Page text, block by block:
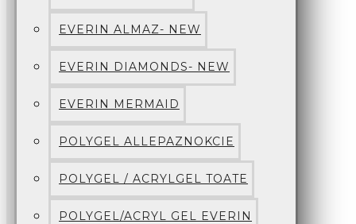
EVERIN ALMAZ- NEW
EVERIN DIAMONDS- NEW
EVERIN MERMAID
POLYGEL ALLEPAZNOKCIE
POLYGEL / ACRYLGEL TOATE
POLYGEL/ACRYL GEL EVERIN